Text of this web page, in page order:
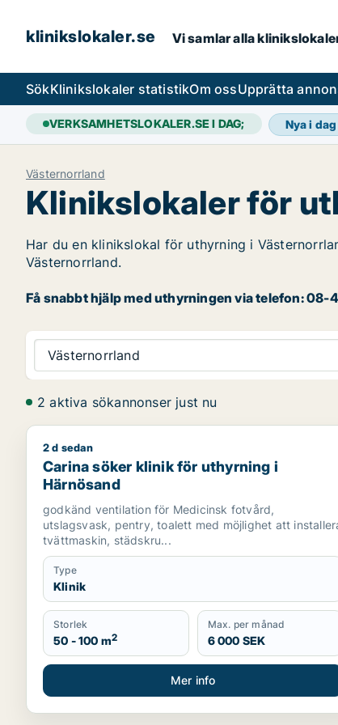
klinikslokaler.se Vi samlar alla
SökKlinikslokaler statistikOm ossUpprätta
VERKSAMHETSLOKALER.SE I DAG; Nya i dag
Västernorrland
Klinikslokaler för
Har du en klinikslokal för uthyrning i
Västernorrland.
Få snabbt hjälp med uthyrningen via telefon: 08-
Västernorrland
2 aktiva sökannonser just nu
Carina söker klinik för uthyrning i Härnösand
2 d sedan
Carina söker klinik för uthyrning i
Härnösand
godkänd ventilation för Medicinsk fotvård,
utslagsvask, pentry, toalett med möjlighet att
tvättmaskin, städskru...
Type
Klinik
Storlek
50 - 100 m2
Max. per månad
6 000 SEK
Mer info